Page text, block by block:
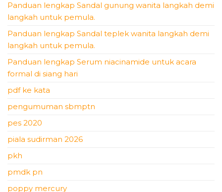
Panduan lengkap Sandal gunung wanita langkah demi
langkah untuk pemula.
Panduan lengkap Sandal teplek wanita langkah demi
langkah untuk pemula.
Panduan lengkap Serum niacinamide untuk acara
formal di siang hari
pdf ke kata
pengumuman sbmptn
pes 2020
piala sudirman 2026
pkh
pmdk pn
poppy mercury